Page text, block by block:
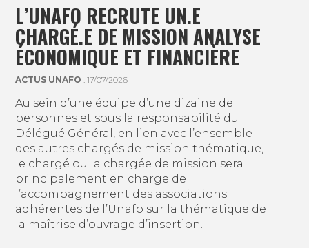
L’UNAFO RECRUTE UN.E
CHARGÉ.E DE MISSION ANALYSE
ÉCONOMIQUE ET FINANCIÈRE
ACTUS UNAFO . 17/07/2026
Au sein d’une équipe d’une dizaine de
personnes et sous la responsabilité du
Délégué Général, en lien avec l’ensemble
des autres chargés de mission thématique,
le chargé ou la chargée de mission sera
principalement en charge de
l’accompagnement des associations
adhérentes de l’Unafo sur la thématique de
la maîtrise d’ouvrage d’insertion.